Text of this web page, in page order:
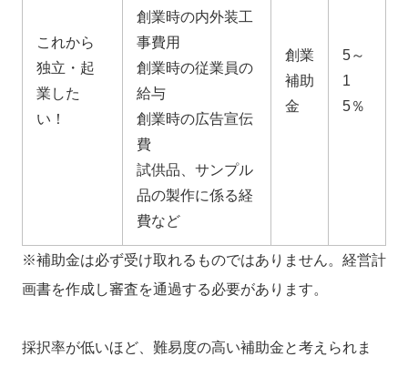
これから
独立・起
業した
い！
創業時の内外装工
事費用
創業時の従業員の
給与
創業時の広告宣伝
費
試供品、サンプル
品の製作に係る経
費など
創業
補助
金
5～
1
5％
※補助金は必ず受け取れるものではありません。経営計
画書を作成し審査を通過する必要があります。
採択率が低いほど、難易度の高い補助金と考えられま